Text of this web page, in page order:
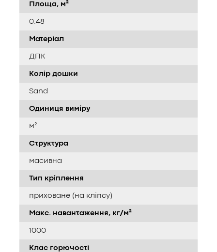
Площа, м²
0.48
Матеріал
ДПК
Колір дошки
Sand
Одиниця виміру
м²
Структура
масивна
Тип кріплення
приховане (на кліпсу)
Макс. навантаження, кг/м²
1000
Клас горючості